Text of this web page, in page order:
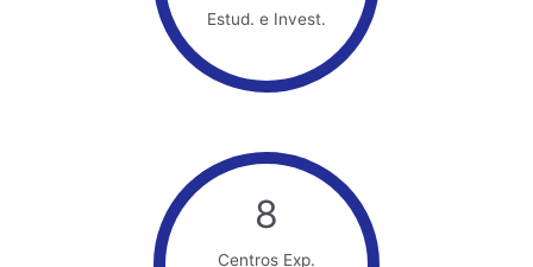
Estud. e Invest.
8
Centros Exp.